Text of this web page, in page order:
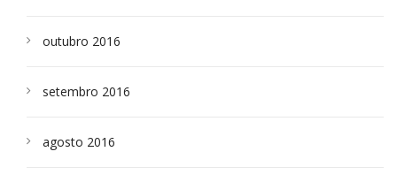
outubro 2016
setembro 2016
agosto 2016